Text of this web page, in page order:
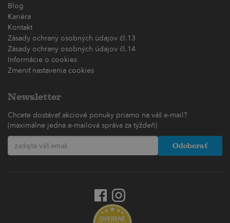
Blog
Kariéra
Kontakt
Zásady ochrany osobných údajov čl.13
Zásady ochrany osobných údajov čl.14
Informácie o cookies
Zmeniť nastavenia cookies
Newsletter
Chcete dostávať akciové ponuky priamo na váš e-mail?
(maximálne jedna e-mailová správa za týždeň)
Odoberať